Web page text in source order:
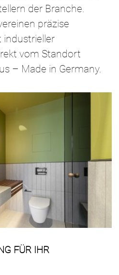
der Branche.
präzise
industrieller
vom Standort
– Made in Germany.
FÜR IHR